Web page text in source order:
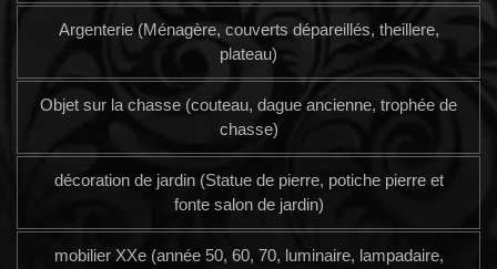
Argenterie (Ménagère, couverts dépareillés, theillere,
plateau)
Objet sur la chasse (couteau, dague ancienne, trophée de
chasse)
décoration de jardin (Statue de pierre, potiche pierre et
fonte salon de jardin)
mobilier XXe (année 50, 60, 70, luminaire, lampadaire,